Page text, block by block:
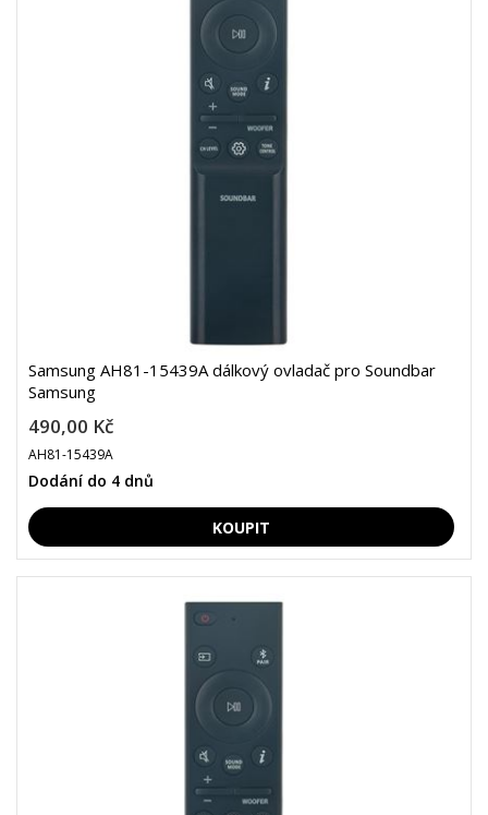
Samsung AH81-15439A dálkový ovladač pro Soundbar
Samsung
490,00 Kč
AH81-15439A
Dodání do 4 dnů